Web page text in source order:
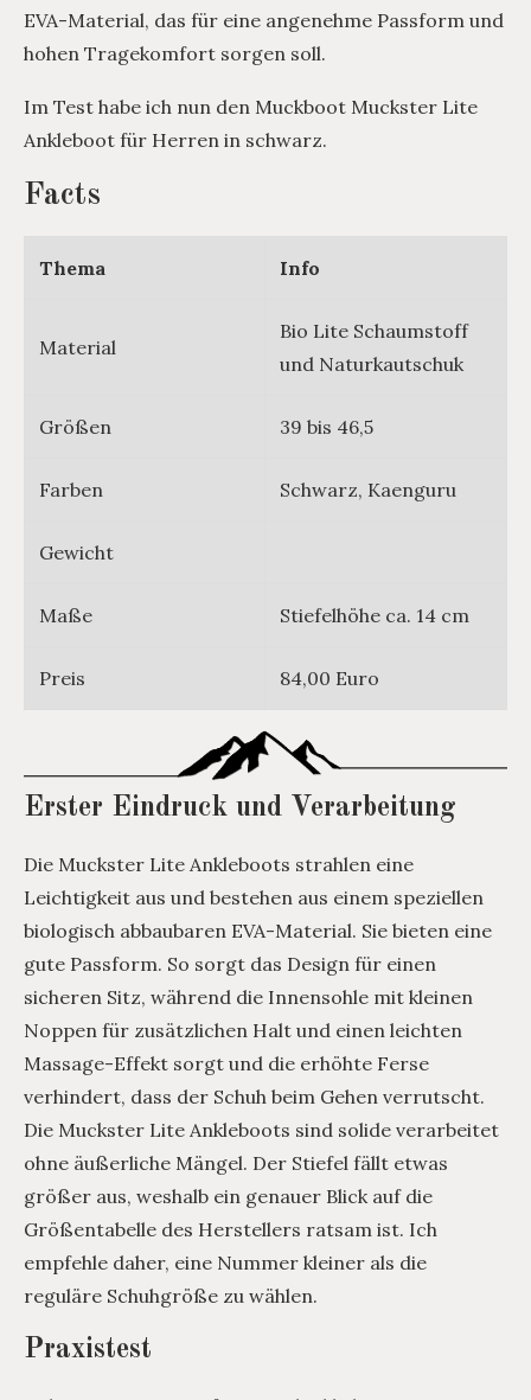
EVA-Material, das für eine angenehme Passform und
hohen Tragekomfort sorgen soll.
Im Test habe ich nun den Muckboot Muckster Lite
Ankleboot für Herren in schwarz.
Facts
Thema Info
Material
Bio Lite Schaumstoff
und Naturkautschuk
Größen 39 bis 46,5
Farben Schwarz, Kaenguru
Gewicht
Maße Stiefelhöhe ca. 14 cm
Preis 84,00 Euro
Erster Eindruck und Verarbeitung
Die Muckster Lite Ankleboots strahlen eine
Leichtigkeit aus und bestehen aus einem speziellen
biologisch abbaubaren EVA-Material. Sie bieten eine
gute Passform. So sorgt das Design für einen
sicheren Sitz, während die Innensohle mit kleinen
Noppen für zusätzlichen Halt und einen leichten
Massage-Effekt sorgt und die erhöhte Ferse
verhindert, dass der Schuh beim Gehen verrutscht.
Die Muckster Lite Ankleboots sind solide verarbeitet
ohne äußerliche Mängel. Der Stiefel fällt etwas
größer aus, weshalb ein genauer Blick auf die
Größentabelle des Herstellers ratsam ist. Ich
empfehle daher, eine Nummer kleiner als die
reguläre Schuhgröße zu wählen.
Praxistest